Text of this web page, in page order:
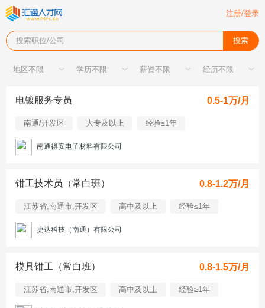
注册/登录
搜索职位/公司 搜索
电镀服务专员 0.5-1万/月
南通/开发区 大专及以上 经验≤1年
南通得安电子材料有限公司
钳工技术员（常白班） 0.8-1.2万/月
江苏省,南通市,开发区 高中及以上 经验≤1年
捷达科技（南通）有限公司
模具钳工（常白班） 0.8-1.5万/月
江苏省,南通市,开发区 高中及以上 经验≥1年